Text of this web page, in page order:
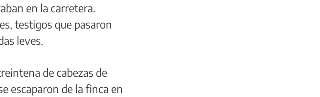
en la carretera.
testigos que pasaron
leves.
de cabezas de
escaparon de la finca en